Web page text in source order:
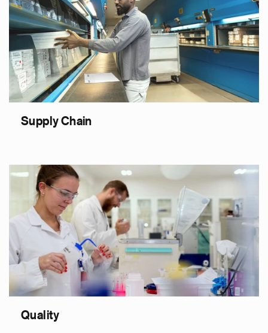
Supply Chain
Quality